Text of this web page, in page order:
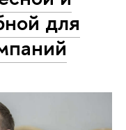
для